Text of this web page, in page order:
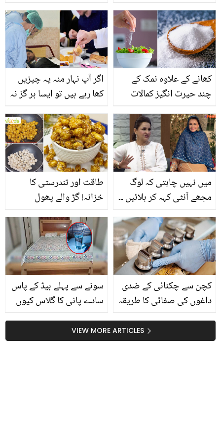
اداکارہ کی بہو کیا کرتی
ہیں؟
اگر آپ نہار منہ یہ چیزیں
کھا رہے ہیں تو ایسا ہر گز نہ
کونسی ہیں جو ڈاکٹرز نہار
منہ کھانے سے منع کرتے
ہیں؟
کھانے کے علاوہ نمک کے
چند حیرت انگیز کمالات
طاقت اور تندرستی کا
خزانہ! گڑ والے پھول
کھانے میں مزیدار بھی اور
سردی کا علاج بھی
میں نہیں چاہتی کہ لوگ
مجھے آنٹی کہہ کر بلائیں ۔۔
آنٹی کہے تو انہیں کیسا
محسوس ہوتا ہے؟ انکشاف
کردیا
سونے سے پہلے بیڈ کے پاس
سادے پانی کا گلاس کیوں
عادت کا ایسا فائدہ جسے
جان کر آپ بھی روز یہ کام
کچن سے چکنائی کے ضدی
داغوں کی صفائی کا طریقہ
VIEW MORE ARTICLES